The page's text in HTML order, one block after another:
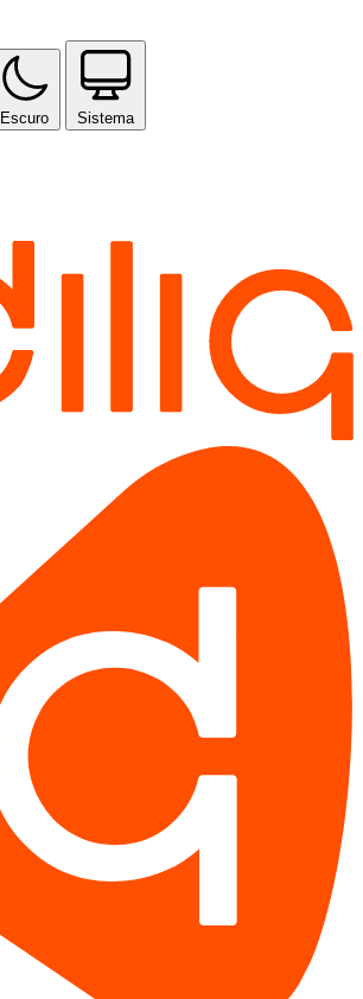
Escuro Sistema